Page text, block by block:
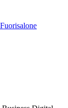
Fuorisalone